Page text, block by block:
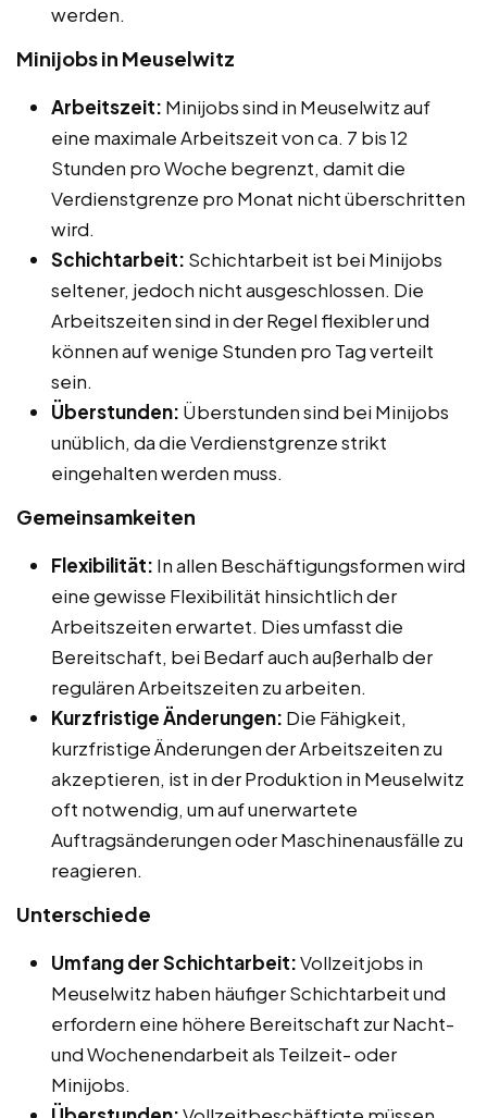
werden.
Minijobs in Meuselwitz
Arbeitszeit: Minijobs sind in Meuselwitz auf
eine maximale Arbeitszeit von ca. 7 bis 12
Stunden pro Woche begrenzt, damit die
Verdienstgrenze pro Monat nicht überschritten
wird.
Schichtarbeit: Schichtarbeit ist bei Minijobs
seltener, jedoch nicht ausgeschlossen. Die
Arbeitszeiten sind in der Regel flexibler und
können auf wenige Stunden pro Tag verteilt
sein.
Überstunden: Überstunden sind bei Minijobs
unüblich, da die Verdienstgrenze strikt
eingehalten werden muss.
Gemeinsamkeiten
Flexibilität: In allen Beschäftigungsformen wird
eine gewisse Flexibilität hinsichtlich der
Arbeitszeiten erwartet. Dies umfasst die
Bereitschaft, bei Bedarf auch außerhalb der
regulären Arbeitszeiten zu arbeiten.
Kurzfristige Änderungen: Die Fähigkeit,
kurzfristige Änderungen der Arbeitszeiten zu
akzeptieren, ist in der Produktion in Meuselwitz
oft notwendig, um auf unerwartete
Auftragsänderungen oder Maschinenausfälle zu
reagieren.
Unterschiede
Umfang der Schichtarbeit:Vollzeitjobs in
Meuselwitz haben häufiger Schichtarbeit und
erfordern eine höhere Bereitschaft zur Nacht-
und Wochenendarbeit als Teilzeit- oder
Minijobs.